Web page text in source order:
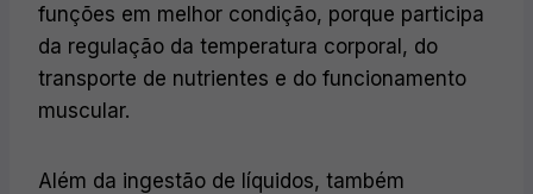
funções em melhor condição, porque participa
da regulação da temperatura corporal, do
transporte de nutrientes e do funcionamento
muscular.
Além da ingestão de líquidos, também